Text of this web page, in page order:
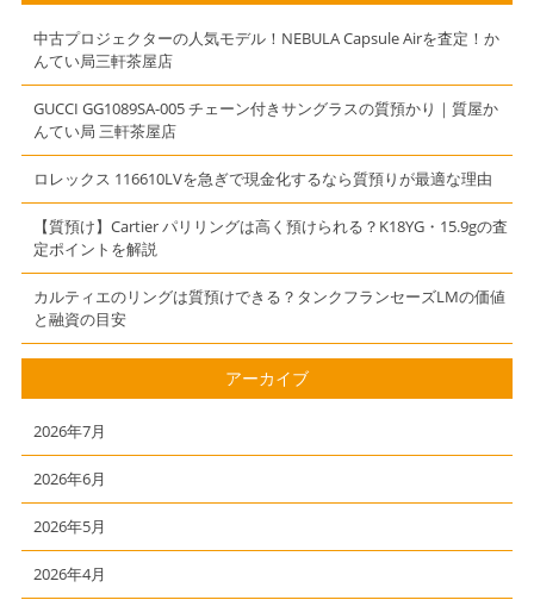
中古プロジェクターの人気モデル！NEBULA Capsule Airを査定！か
んてい局三軒茶屋店
GUCCI GG1089SA-005 チェーン付きサングラスの質預かり｜質屋か
んてい局 三軒茶屋店
ロレックス 116610LVを急ぎで現金化するなら質預りが最適な理由
【質預け】Cartier パリリングは高く預けられる？K18YG・15.9gの査
定ポイントを解説
カルティエのリングは質預けできる？タンクフランセーズLMの価値
と融資の目安
アーカイブ
2026年7月
2026年6月
2026年5月
2026年4月